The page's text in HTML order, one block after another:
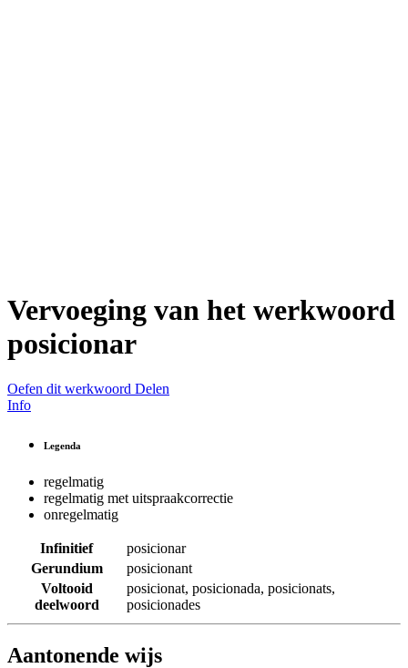
Vervoeging van het werkwoord
posicionar
Oefen dit werkwoord Delen
Info
Legenda
regelmatig
regelmatig met uitspraakcorrectie
onregelmatig
Infinitief
posicionar
Gerundium
posicionant
Voltooid
deelwoord
posicionat, posicionada, posicionats,
posicionades
Aantonende wijs